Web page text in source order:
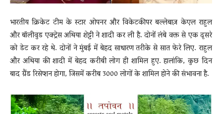
भारतीय क्रिकेट टीम के स्टार ओपनर और विकेटकीपर बल्लेबाज़ केएल राहुल
और बॉलीवुड एक्ट्रेस अथिया शेट्टी ने शादी कर ली है. दोनों लंबे वक्त से एक दूसरे
को डेट कर रहे थे. दोनों ने मुंबई में बेहद साधारण तरीके से सात फेरे लिए. राहुल
और अथिया की शादी में बेहद करीबी लोग ही शामिल हुए. हालांकि, कुछ दिन
बाद ग्रैंड रिसेप्शन होगा, जिसमें करीब 3000 लोगों के शामिल होने की संभावना है.